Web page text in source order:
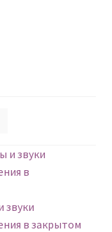
звуки
в закрытом